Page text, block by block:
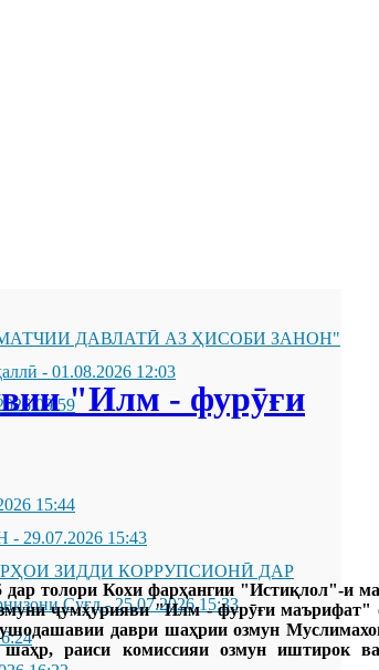
ДАВЛАТӢ АЗ ҲИСОБИ ЗАНОН"
- 01.08.2026 12:03
09:59
15:44
- 29.07.2026 15:43
ЗИДДИ КОРРУПСИОНӢ ДАР
Суғд-25.07.2026 15:33
"Илм - фурӯғи
дар толори Кохи фарҳангии "Истиқлол"-и
ҷумҳурияви "Илм - фурӯғи маърифат"
даври шаҳрии озмун
раиси комиссияи озмун иштирок ва